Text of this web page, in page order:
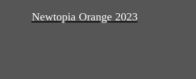
Newtopia Orange 2023